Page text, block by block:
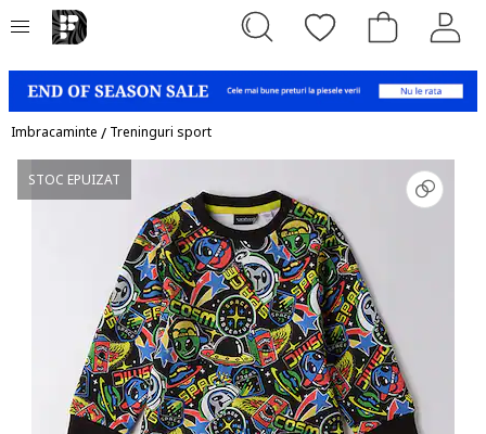
Imbracaminte / Treninguri sport
STOC EPUIZAT